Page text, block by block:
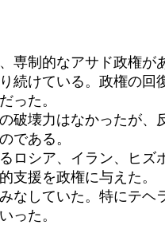
制的なアサド政権が
けている。政権の回
った。
壊力はなかったが、
である。
シア、イラン、ヒズ
支援を政権に与えた。
していた。特にテヘ
った。